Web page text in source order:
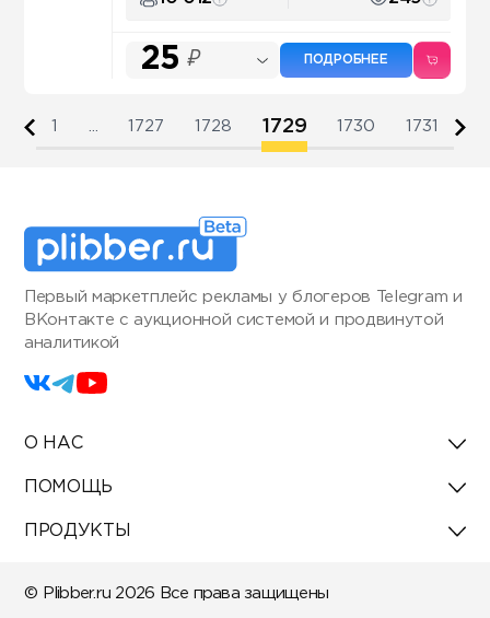
25 ₽ ПОДРОБНЕЕ
1727 1728 1729 1730 1731
Первый маркетплейс рекламы у блогеров Telegram и
ВКонтакте с аукционной системой и продвинутой
аналитикой
О НАС
ПОМОЩЬ
ПРОДУКТЫ
© Plibber.ru 2026 Все права защищены